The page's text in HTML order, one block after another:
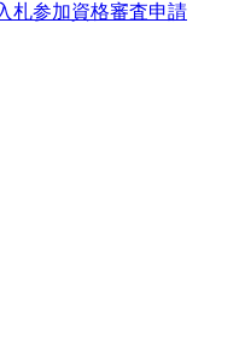
札参加資格審査申請